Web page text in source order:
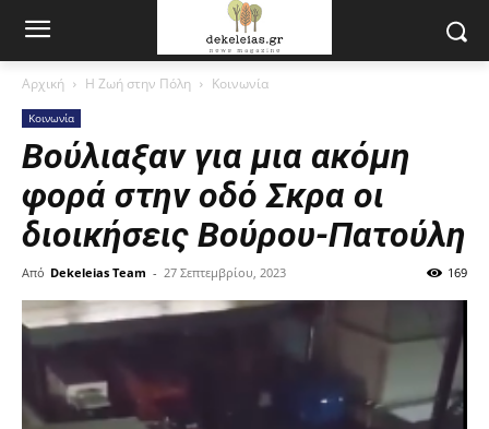
Αρχική Η Ζωή στην Πόλη Κοινωνία
Κοινωνία
Βούλιαξαν για μια ακόμη
φορά στην οδό Σκρα οι
διοικήσεις Βούρου-Πατούλη
Από Dekeleias Team - 27 Σεπτεμβρίου, 2023 169